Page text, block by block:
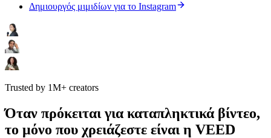
Δημιουργός μιμιδίων για το Instagram
Trusted by 1M+ creators
Όταν πρόκειται για καταπληκτικά βίντεο,
το μόνο που χρειάζεστε είναι η VEED